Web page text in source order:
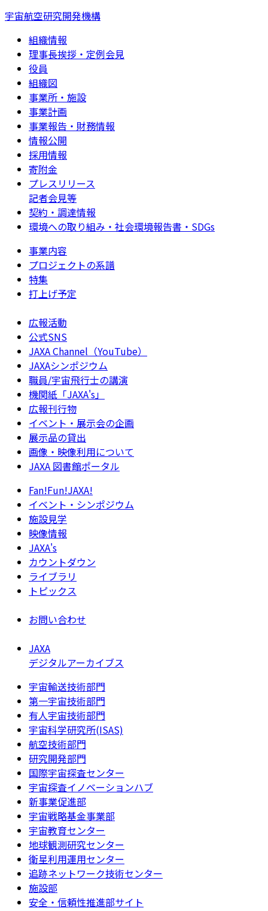
宇宙航空研究開発機構
組織情報
理事長挨拶・定例会見
役員
組織図
事業所・施設
事業計画
事業報告・財務情報
情報公開
採用情報
寄附金
プレスリリース
記者会見等
契約・調達情報
環境への取り組み・社会環境報告書・SDGs
事業内容
プロジェクトの系譜
特集
打上げ予定
広報活動
公式SNS
JAXA Channel（YouTube）
JAXAシンポジウム
職員/宇宙飛行士の講演
機関紙「JAXA's」
広報刊行物
イベント・展示会の企画
展示品の貸出
画像・映像利用について
JAXA 図書館ポータル
Fan!Fun!JAXA!
イベント・シンポジウム
施設見学
映像情報
JAXA's
カウントダウン
ライブラリ
トピックス
お問い合わせ
JAXA
デジタルアーカイブス
宇宙輸送技術部門
第一宇宙技術部門
有人宇宙技術部門
宇宙科学研究所(ISAS)
航空技術部門
研究開発部門
国際宇宙探査センター
宇宙探査イノベーションハブ
新事業促進部
宇宙戦略基金事業部
宇宙教育センター
地球観測研究センター
衛星利用運用センター
追跡ネットワーク技術センター
施設部
安全・信頼性推進部サイト